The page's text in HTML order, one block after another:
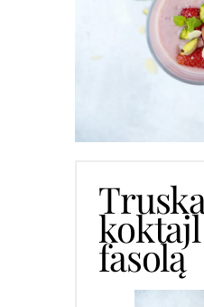
koktajl
fasolą